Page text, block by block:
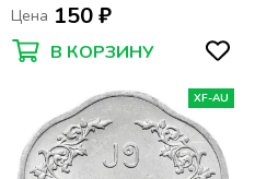
Цена 150 ₽
В КОРЗИНУ
XF-AU